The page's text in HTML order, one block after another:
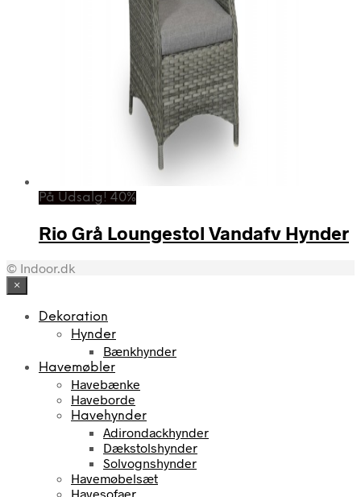
På Udsalg! 40%
Rio Grå Loungestol Vandafv Hynder
© Indoor.dk
×
Dekoration
Hynder
Bænkhynder
Havemøbler
Havebænke
Haveborde
Havehynder
Adirondackhynder
Dækstolshynder
Solvognshynder
Havemøbelsæt
Havesofaer